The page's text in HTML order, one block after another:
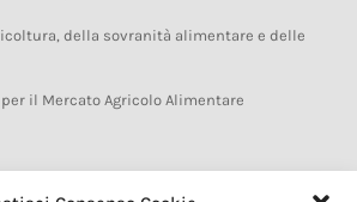
della sovranità alimentare e delle
il Mercato Agricolo Alimentare